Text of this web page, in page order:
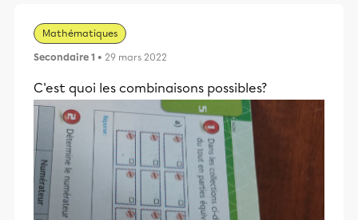
Mathématiques
Secondaire 1 • 29 mars 2022
C'est quoi les combinaisons possibles?